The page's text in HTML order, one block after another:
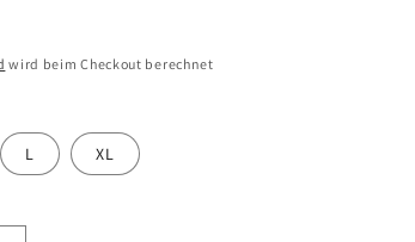
wird beim Checkout berechnet
L XL